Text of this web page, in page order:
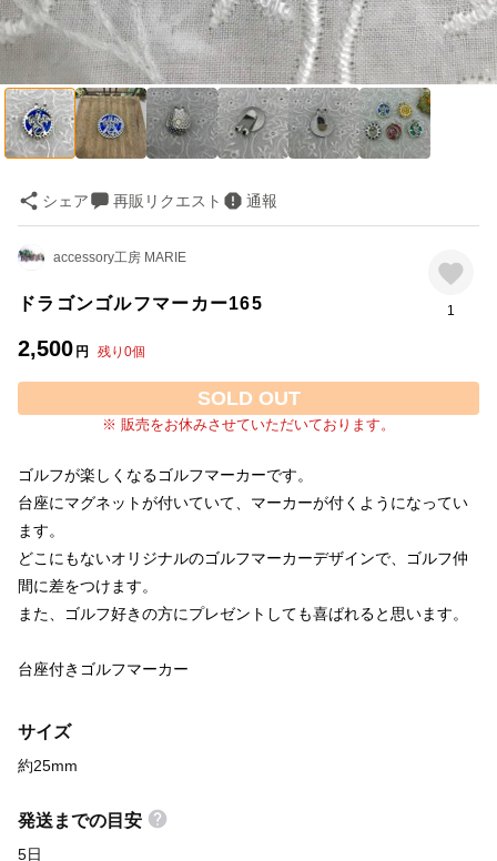
シェア 再販リクエスト 通報
accessory工房 MARIE
ドラゴンゴルフマーカー165
2,500 円 残り 0個
1
SOLD OUT
※ 販売をお休みさせていただいております。
ゴルフが楽しくなるゴルフマーカーです。
台座にマグネットが付いていて、マーカーが付くようになってい
ます。
どこにもないオリジナルのゴルフマーカーデザインで、ゴルフ仲
間に差をつけます。
また、ゴルフ好きの方にプレゼントしても喜ばれると思います。
台座付きゴルフマーカー
サイズ
約25mm
発送までの目安
5日